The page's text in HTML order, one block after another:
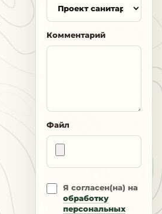
Комментарий
Файл
Я согласен(на) на
обработку
персональных